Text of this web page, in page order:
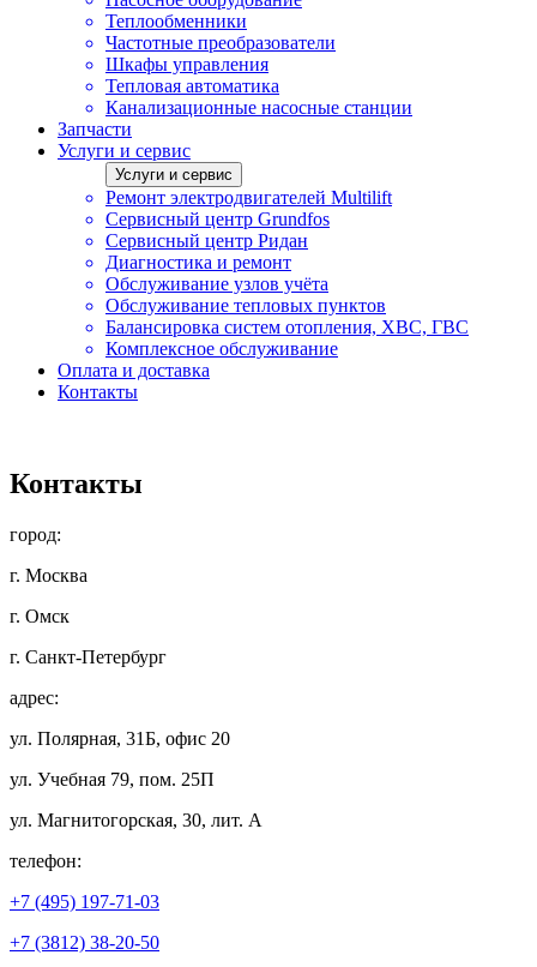
Теплообменники
Частотные преобразователи
Шкафы управления
Тепловая автоматика
Канализационные насосные станции
Запчасти
Услуги и сервис
Услуги и сервис
Ремонт электродвигателей Multilift
Сервисный центр Grundfos
Сервисный центр Ридан
Диагностика и ремонт
Обслуживание узлов учёта
Обслуживание тепловых пунктов
Балансировка систем отопления, ХВС, ГВС
Комплексное обслуживание
Оплата и доставка
Контакты
Контакты
город:
г. Москва
г. Омск
г. Санкт-Петербург
адрес:
ул. Полярная, 31Б, офис 20
ул. Учебная 79, пом. 25П
ул. Магнитогорская, 30, лит. А
телефон:
+7 (495) 197-71-03
+7 (3812) 38-20-50